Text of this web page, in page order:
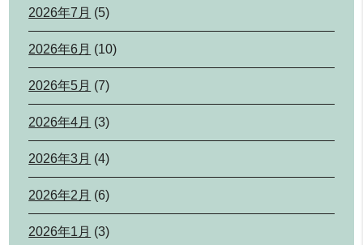
2026年7月 (5)
2026年6月 (10)
2026年5月 (7)
2026年4月 (3)
2026年3月 (4)
2026年2月 (6)
2026年1月 (3)